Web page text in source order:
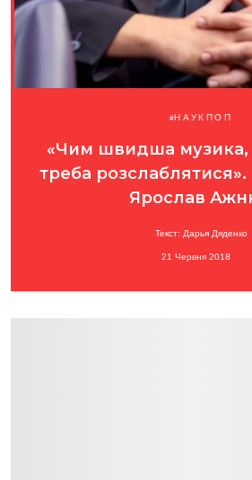
НАУКПОП
«Чим швидша музика,
треба розслаблятися».
Ярослав
Текст: Дарья Дяденко
21 Червня 2018